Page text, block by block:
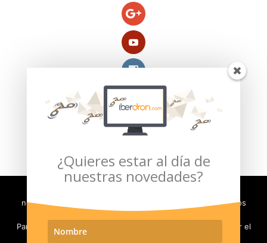
Compra segura verificada por:
Política de Privacidad
¿Quieres estar al día de
nuestras novedades?
necesitamos almacenar en su ordenador pequeños archivos
Para poder seguir navegando en nuestro sitio, debe aceptar el